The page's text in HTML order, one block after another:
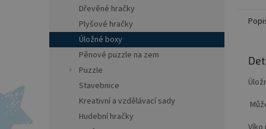
Dřevěné hračky
Plyšové hračky
Úložné boxy
Pěnové puzzle na zem
Puzzle
Stavebnice
Kreativní a vzdělávací sady
Hudební hračky